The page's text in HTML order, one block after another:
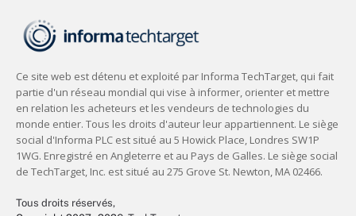
Tous droits réservés,